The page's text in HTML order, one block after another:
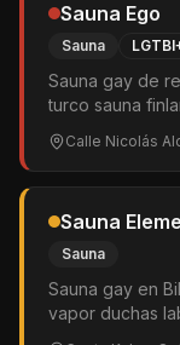
Sauna Ego
Sauna
Sauna gay de
turco sauna
amplio zona
oscuro
de
Calle Nicolás
Sauna
Sauna
Sauna gay en
vapor duchas
y solarium.